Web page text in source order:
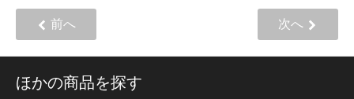
前へ 次へ
ほかの商品を探す